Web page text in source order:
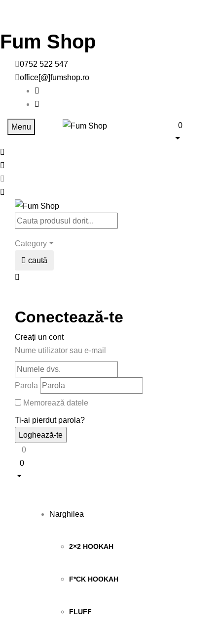
Fum Shop
0752 522 547
office[@]fumshop.ro
Menu 0
Category
caută
Conectează-te
Creați un cont
Nume utilizator sau e-mail
Parola
Memorează datele
Ti-ai pierdut parola?
0
0
Narghilea
2×2 HOOKAH
F*CK HOOKAH
FLUFF